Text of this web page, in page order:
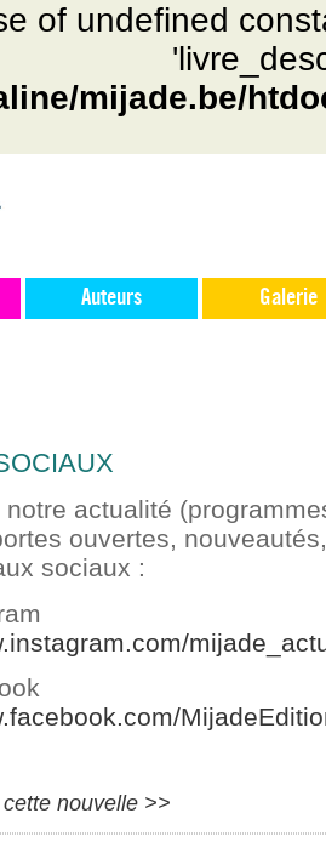
of undefined
mijade.be/
Auteurs Galerie
actualité
ouvertes,
sociaux :
nouvelle >>